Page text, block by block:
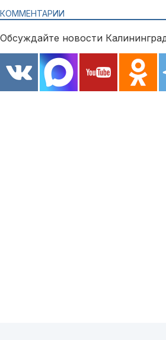
КОММЕНТАРИИ
Обсуждайте новости